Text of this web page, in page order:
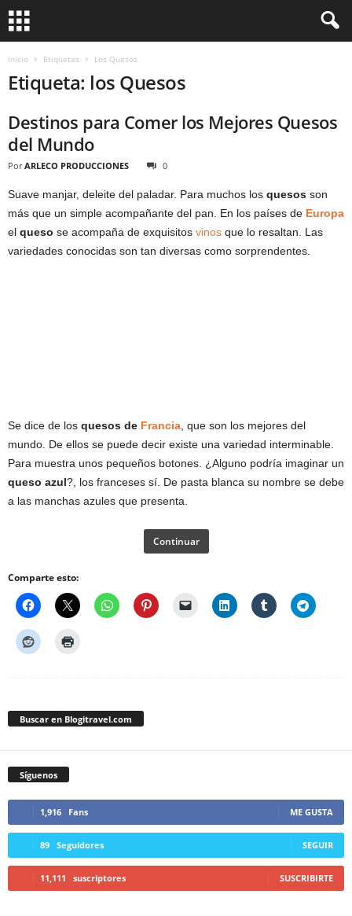
Inicio Etiquetas Los Quesos
Etiqueta: los Quesos
Destinos para Comer los Mejores Quesos
del Mundo
Por ARLECO PRODUCCIONES 0
Suave manjar, deleite del paladar. Para muchos los quesos son
más que un simple acompañante del pan. En los países de Europa
el queso se acompaña de exquisitos vinos que lo resaltan. Las
variedades conocidas son tan diversas como sorprendentes.
Se dice de los quesos de Francia , que son los mejores del
mundo. De ellos se puede decir existe una variedad interminable.
Para muestra unos pequeños botones. ¿Alguno podría imaginar un
queso azul?, los franceses sí. De pasta blanca su nombre se debe
a las manchas azules que presenta.
Continuar
Comparte esto:
Buscar en Blogitravel.com
Síguenos
1,916 Fans ME GUSTA
89 Seguidores SEGUIR
11,111 suscriptores SUSCRIBIRTE